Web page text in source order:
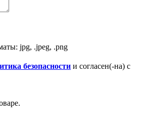
jpg, .jpeg, .png
безопасности и согласен(-на) с